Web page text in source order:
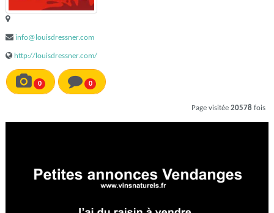
info@louisdressner.com
http://louisdressner.com/
0 0
Page visitée 20578 fois